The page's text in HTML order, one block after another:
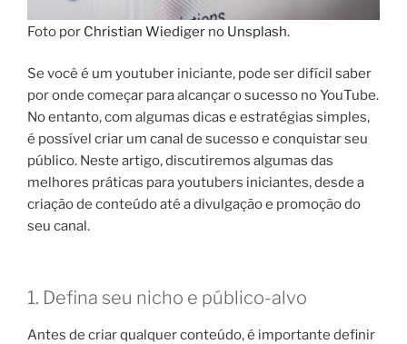
Foto por Christian Wiediger no Unsplash.
Se você é um youtuber iniciante, pode ser difícil saber
por onde começar para alcançar o sucesso no YouTube.
No entanto, com algumas dicas e estratégias simples,
é possível criar um canal de sucesso e conquistar seu
público. Neste artigo, discutiremos algumas das
melhores práticas para youtubers iniciantes, desde a
criação de conteúdo até a divulgação e promoção do
seu canal.
1. Defina seu nicho e público-alvo
Antes de criar qualquer conteúdo, é importante definir